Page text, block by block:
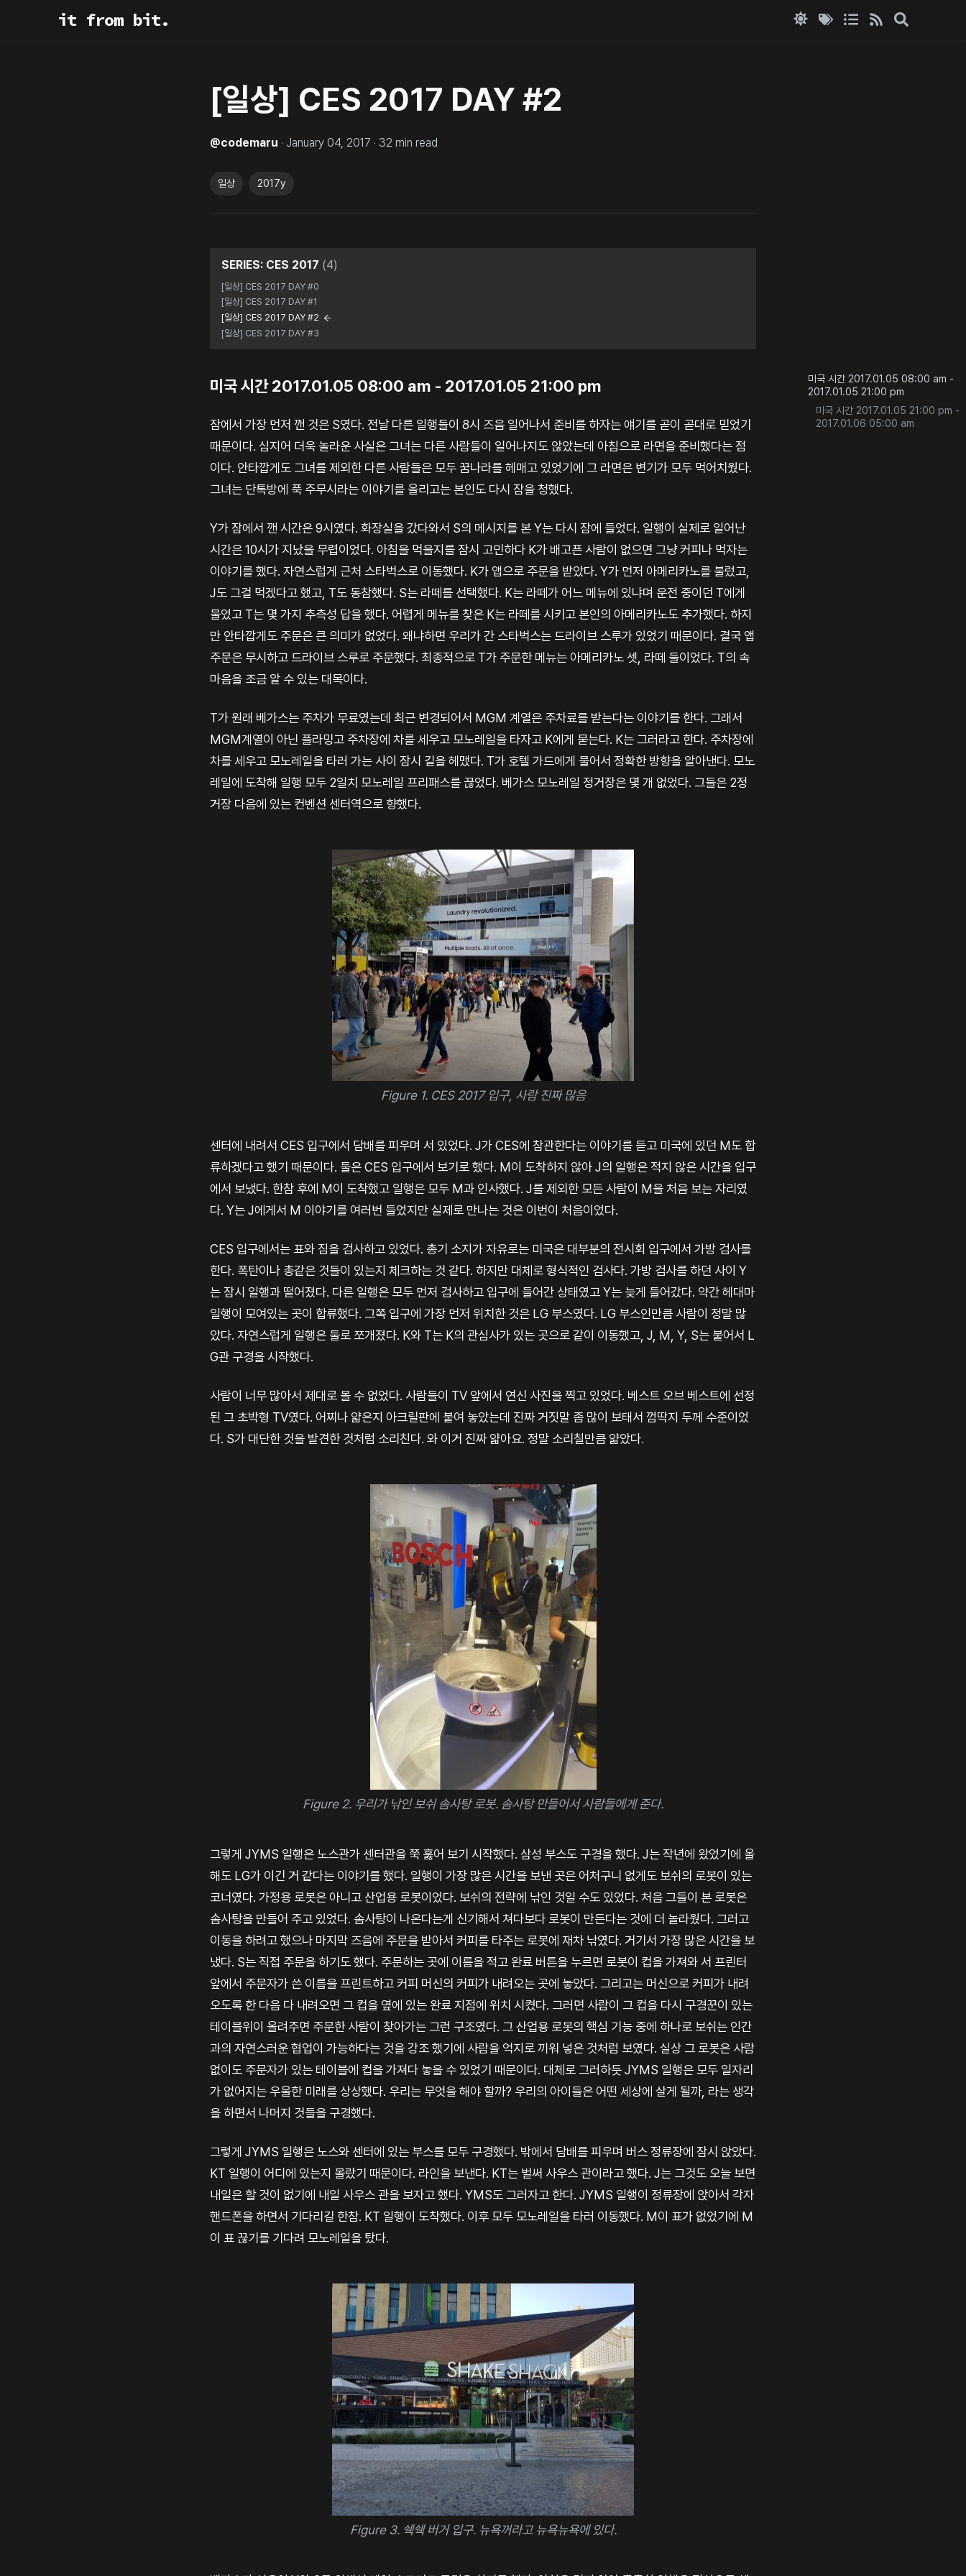
it from bit.
[일상] CES 2017 DAY #2
@codemaru · January 04, 2017 · 32 min read
일상 2017y
SERIES: CES 2017 (4)
[일상] CES 2017 DAY #0
[일상] CES 2017 DAY #1
[일상] CES 2017 DAY #2
[일상] CES 2017 DAY #3
미국 시간 2017.01.05 08:00 am -
2017.01.05 21:00 pm
미국 시간 2017.01.05 21:00 pm -
2017.01.06 05:00 am
미국 시간 2017.01.05 08:00 am - 2017.01.05 21:00 pm
잠에서 가장 먼저 깬 것은 S였다. 전날 다른 일행들이 8시 즈음 일어나서 준비를 하자는 얘기를 곧이 곧대로 믿었기
때문이다. 심지어 더욱 놀라운 사실은 그녀는 다른 사람들이 일어나지도 않았는데 아침으로 라면을 준비했다는 점
이다. 안타깝게도 그녀를 제외한 다른 사람들은 모두 꿈나라를 헤매고 있었기에 그 라면은 변기가 모두 먹어치웠다.
그녀는 단톡방에 푹 주무시라는 이야기를 올리고는 본인도 다시 잠을 청했다.
Y가 잠에서 깬 시간은 9시였다. 화장실을 갔다와서 S의 메시지를 본 Y는 다시 잠에 들었다. 일행이 실제로 일어난
시간은 10시가 지났을 무렵이었다. 아침을 먹을지를 잠시 고민하다 K가 배고픈 사람이 없으면 그냥 커피나 먹자는
이야기를 했다. 자연스럽게 근처 스타벅스로 이동했다. K가 앱으로 주문을 받았다. Y가 먼저 아메리카노를 불렀고,
J도 그걸 먹겠다고 했고, T도 동참했다. S는 라떼를 선택했다. K는 라떼가 어느 메뉴에 있냐며 운전 중이던 T에게
물었고 T는 몇 가지 추측성 답을 했다. 어렵게 메뉴를 찾은 K는 라떼를 시키고 본인의 아메리카노도 추가했다. 하지
만 안타깝게도 주문은 큰 의미가 없었다. 왜냐하면 우리가 간 스타벅스는 드라이브 스루가 있었기 때문이다. 결국 앱
주문은 무시하고 드라이브 스루로 주문했다. 최종적으로 T가 주문한 메뉴는 아메리카노 셋, 라떼 둘이었다. T의 속
마음을 조금 알 수 있는 대목이다.
T가 원래 베가스는 주차가 무료였는데 최근 변경되어서 MGM 계열은 주차료를 받는다는 이야기를 한다. 그래서
MGM계열이 아닌 플라밍고 주차장에 차를 세우고 모노레일을 타자고 K에게 묻는다. K는 그러라고 한다. 주차장에
차를 세우고 모노레일을 타러 가는 사이 잠시 길을 헤맸다. T가 호텔 가드에게 물어서 정확한 방향을 알아낸다. 모노
레일에 도착해 일행 모두 2일치 모노레일 프리패스를 끊었다. 베가스 모노레일 정거장은 몇 개 없었다. 그들은 2정
거장 다음에 있는 컨벤션 센터역으로 향했다.
Figure 1. CES 2017 입구, 사람 진짜 많음
센터에 내려서 CES 입구에서 담배를 피우며 서 있었다. J가 CES에 참관한다는 이야기를 듣고 미국에 있던 M도 합
류하겠다고 했기 때문이다. 둘은 CES 입구에서 보기로 했다. M이 도착하지 않아 J의 일행은 적지 않은 시간을 입구
에서 보냈다. 한참 후에 M이 도착했고 일행은 모두 M과 인사했다. J를 제외한 모든 사람이 M을 처음 보는 자리였
다. Y는 J에게서 M 이야기를 여러번 들었지만 실제로 만나는 것은 이번이 처음이었다.
CES 입구에서는 표와 짐을 검사하고 있었다. 총기 소지가 자유로는 미국은 대부분의 전시회 입구에서 가방 검사를
한다. 폭탄이나 총같은 것들이 있는지 체크하는 것 같다. 하지만 대체로 형식적인 검사다. 가방 검사를 하던 사이 Y
는 잠시 일행과 떨어졌다. 다른 일행은 모두 먼저 검사하고 입구에 들어간 상태였고 Y는 늦게 들어갔다. 약간 헤대마
일행이 모여있는 곳이 합류했다. 그쪽 입구에 가장 먼저 위치한 것은 LG 부스였다. LG 부스인만큼 사람이 정말 많
았다. 자연스럽게 일행은 둘로 쪼개졌다. K와 T는 K의 관심사가 있는 곳으로 같이 이동했고, J, M, Y, S는 붙어서 L
G관 구경을 시작했다.
사람이 너무 많아서 제대로 볼 수 없었다. 사람들이 TV 앞에서 연신 사진을 찍고 있었다. 베스트 오브 베스트에 선정
된 그 초박형 TV였다. 어찌나 얇은지 아크릴판에 붙여 놓았는데 진짜 거짓말 좀 많이 보태서 껌딱지 두께 수준이었
다. S가 대단한 것을 발견한 것처럼 소리친다. 와 이거 진짜 얇아요. 정말 소리칠만큼 얇았다.
Figure 2. 우리가 낚인 보쉬 솜사탕 로봇. 솜사탕 만들어서 사람들에게 준다.
그렇게 JYMS 일행은 노스관가 센터관을 쭉 훓어 보기 시작했다. 삼성 부스도 구경을 했다. J는 작년에 왔었기에 올
해도 LG가 이긴 거 같다는 이야기를 했다. 일행이 가장 많은 시간을 보낸 곳은 어처구니 없게도 보쉬의 로봇이 있는
코너였다. 가정용 로봇은 아니고 산업용 로봇이었다. 보쉬의 전략에 낚인 것일 수도 있었다. 처음 그들이 본 로봇은
솜사탕을 만들어 주고 있었다. 솜사탕이 나온다는게 신기해서 쳐다보다 로봇이 만든다는 것에 더 놀라웠다. 그러고
이동을 하려고 했으나 마지막 즈음에 주문을 받아서 커피를 타주는 로봇에 재차 낚였다. 거기서 가장 많은 시간을 보
냈다. S는 직접 주문을 하기도 했다. 주문하는 곳에 이름을 적고 완료 버튼을 누르면 로봇이 컵을 가져와 서 프린터
앞에서 주문자가 쓴 이름을 프린트하고 커피 머신의 커피가 내려오는 곳에 놓았다. 그리고는 머신으로 커피가 내려
오도록 한 다음 다 내려오면 그 컵을 옆에 있는 완료 지점에 위치 시켰다. 그러면 사람이 그 컵을 다시 구경꾼이 있는
테이블위이 올려주면 주문한 사람이 찾아가는 그런 구조였다. 그 산업용 로봇의 핵심 기능 중에 하나로 보쉬는 인간
과의 자연스러운 협업이 가능하다는 것을 강조 했기에 사람을 억지로 끼워 넣은 것처럼 보였다. 실상 그 로봇은 사람
없이도 주문자가 있는 테이블에 컵을 가져다 놓을 수 있었기 때문이다. 대체로 그러하듯 JYMS 일행은 모두 일자리
가 없어지는 우울한 미래를 상상했다. 우리는 무엇을 해야 할까? 우리의 아이들은 어떤 세상에 살게 될까, 라는 생각
을 하면서 나머지 것들을 구경했다.
그렇게 JYMS 일행은 노스와 센터에 있는 부스를 모두 구경했다. 밖에서 담배를 피우며 버스 정류장에 잠시 앉았다.
KT 일행이 어디에 있는지 몰랐기 때문이다. 라인을 보낸다. KT는 벌써 사우스 관이라고 했다. J는 그것도 오늘 보면
내일은 할 것이 없기에 내일 사우스 관을 보자고 했다. YMS도 그러자고 한다. JYMS 일행이 정류장에 앉아서 각자
핸드폰을 하면서 기다리길 한참. KT 일행이 도착했다. 이후 모두 모노레일을 타러 이동했다. M이 표가 없었기에 M
이 표 끊기를 기다려 모노레일을 탔다.
Figure 3. 쉑쉑 버거 입구. 뉴욕꺼라고 뉴욕뉴욕에 있다.